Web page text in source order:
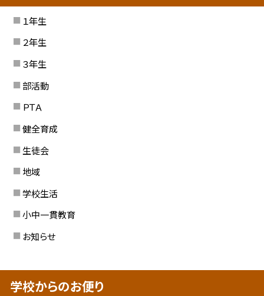
１年生
２年生
３年生
部活動
ＰＴＡ
健全育成
生徒会
地域
学校生活
小中一貫教育
お知らせ
学校からのお便り